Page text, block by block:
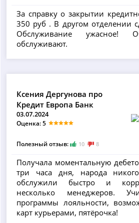
За справку о закрытии
350 руб . В другом отделении
Обслуживание ужасное!
обслуживают.
Ксения Дергунова про
Кредит Европа Банк
03.07.2024
Оценка: 5
Полезный отзыв: 10 8
Получала моментальную
три часа дня, народа
обслужили быстро и
несколько менеджеров.
программы лояльности,
карт курьерами, пятёрочка!